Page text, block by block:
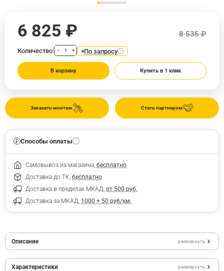
Стать партнером
Заказать монтаж
6 825 ₽ 8 535 ₽
Количество: − + По запросу
В корзину Купить в 1 клик
Способы оплаты
Самовывоз из магазина, бесплатно
Доставка до ТК, бесплатно
Доставка в пределах МКАД, от 500 руб.
Доставка за МКАД, 1000 + 50 руб/км.
Описание развернуть
Характеристики развернуть